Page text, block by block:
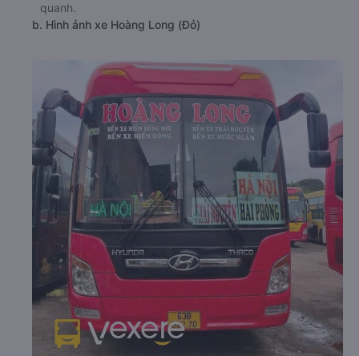
quanh.
b. Hình ảnh xe Hoàng Long (Đỏ)